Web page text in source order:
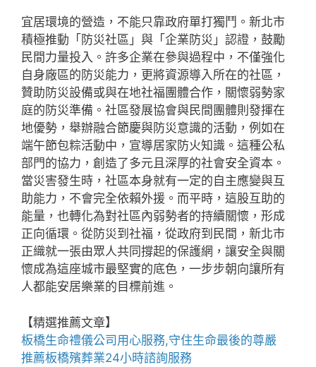
宜居環境的營造，不能只靠政府單打獨鬥。新北市
積極推動「防災社區」與「企業防災」認證，鼓勵
民間力量投入。許多企業在參與過程中，不僅強化
自身廠區的防災能力，更將資源導入所在的社區，
贊助防災設備或與在地社福團體合作，關懷弱勢家
庭的防災準備。社區發展協會與民間團體則發揮在
地優勢，舉辦融合節慶與防災意識的活動，例如在
端午節包粽活動中，宣導居家防火知識。這種公私
部門的協力，創造了多元且深厚的社會安全資本。
當災害發生時，社區本身就有一定的自主應變與互
助能力，不會完全依賴外援。而平時，這股互助的
能量，也轉化為對社區內弱勢者的持續關懷，形成
正向循環。從防災到社福，從政府到民間，新北市
正織就一張由眾人共同撐起的保護網，讓安全與關
懷成為這座城市最堅實的底色，一步步朝向讓所有
人都能安居樂業的目標前進。
【精選推薦文章】
板橋生命禮儀公司 用心服務,守住生命最後的尊嚴
推薦板橋殯葬業24小時諮詢服務